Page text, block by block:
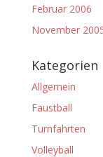
Februar 2006
November
Kategorien
Allgemein
Faustball
Turnfahrten
Volleyball